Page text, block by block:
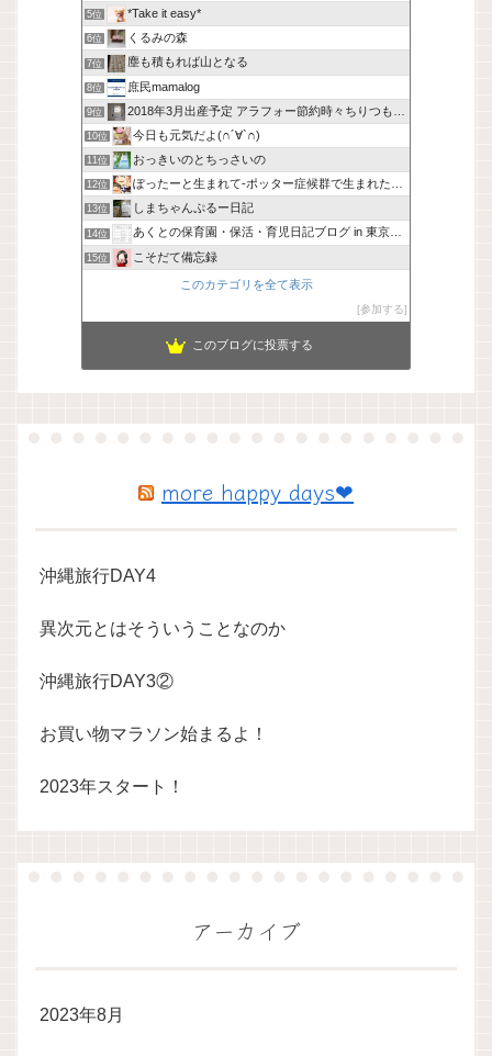
5位 *Take it easy*
6位 くるみの森
7位 塵も積もれば山となる
8位 庶民mamalog
9位 2018年3月出産予定 アラフォー節約時々ちりつも貯金
10位 今日も元気だよ(∩´∀`∩)
11位 おっきいのとちっさいの
12位 ぽったーと生まれて-ポッター症候群で生まれた次男の話。
13位 しまちゃんぷるー日記
14位 あくとの保育園・保活・育児日記ブログ in 東京都北区
15位 こそだて備忘録
このカテゴリを全て表示
参加する
このブログに投票する
more happy days❤
沖縄旅行DAY4
異次元とはそういうことなのか
沖縄旅行DAY3②
お買い物マラソン始まるよ！
2023年スタート！
アーカイブ
2023年8月